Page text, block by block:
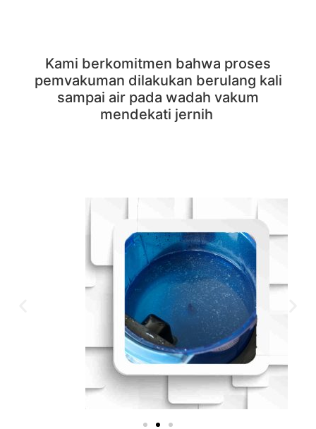
Kami berkomitmen bahwa proses
pemvakuman dilakukan berulang kali
sampai air pada wadah vakum
mendekati jernih